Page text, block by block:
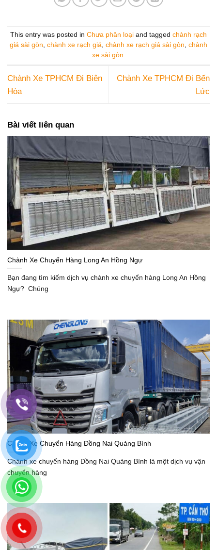
This entry was posted in Chưa phân loại and tagged chành rạch
giá sài gòn, chành xe rạch giá, chành xe rạch giá sài gòn, chành
xe sài gòn.
Chành Xe TPHCM Đi Biên
Hòa
Chành Xe TPHCM Đi Bến
Lức
Bài viết liên quan
Chành Xe Chuyển Hàng Long An Hồng Ngự
Bạn đang tìm kiếm dịch vụ chành xe chuyển hàng Long An Hồng
Ngự? Chúng
Chành Xe Chuyển Hàng Đồng Nai Quảng Bình
Chành xe chuyển hàng Đồng Nai Quảng Bình là một dịch vụ vận
chuyển hàng